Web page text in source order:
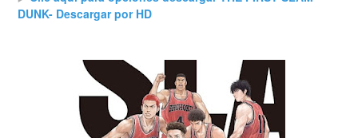
DUNK- Descargar por HD